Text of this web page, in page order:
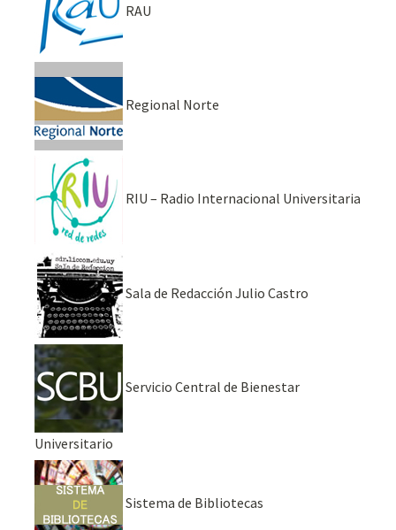
RAU
Regional Norte
RIU – Radio Internacional Universitaria
Sala de Redacción Julio Castro
Servicio Central de Bienestar
Universitario
Sistema de Bibliotecas